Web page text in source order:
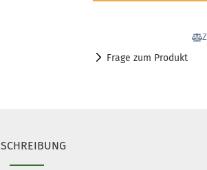
Frage zum Produkt